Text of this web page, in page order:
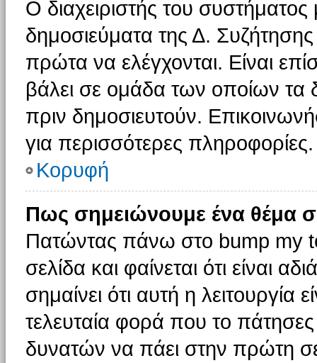
Ο διαχειριστής του συστήματος
δημοσιεύματα της Δ.
πρώτα να ελέγχονται. Είναι
βάλει σε ομάδα των οποίων τα
πριν δημοσιευτούν.
για περισσότερες πληροφορίες.
Κορυφή
Πως σημειώνουμε ένα θέμα
Πατώντας πάνω στο bump my
σελίδα και φαίνεται ότι είναι
σημαίνει ότι αυτή η λειτουργία
τελευταία φορά που το πάτησες
δυνατών να πάει στην πρώτη